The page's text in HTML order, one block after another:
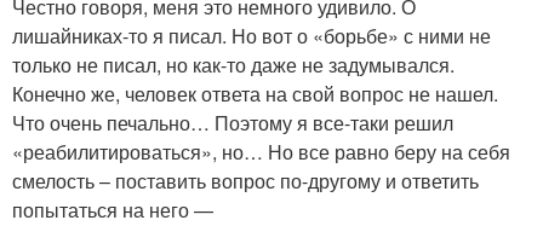
Честно говоря, меня это немного удивило. О
лишайниках-то я писал. Но вот о «борьбе» с ними не
только не писал, но как-то даже не задумывался.
Конечно же, человек ответа на свой вопрос не нашел.
Что очень печально… Поэтому я все-таки решил
«реабилитироваться», но… Но все равно беру на себя
смелость – поставить вопрос по-другому и ответить
попытаться на него —